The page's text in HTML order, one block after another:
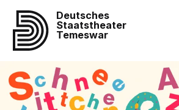
Deutsches
Staatstheater
Temeswar